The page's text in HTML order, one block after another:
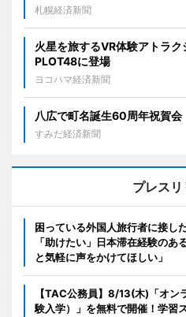
札幌経済新聞
火星を旅するVR体験アトラ
PLOT48に登場
ヨコハマ経済新聞
八広で町名誕生60周年祝賀
すみだ経済新聞
プレス
困っている外国人旅行者に接し
「助けたい」日本滞在経験の
と気軽に声をかけてほしい」
【TAC公務員】8/13(木)「オン
験入学）」を無料で開催！学習